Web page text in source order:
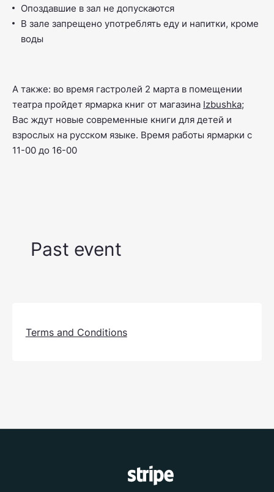
Опоздавшие в зал не допускаются
В зале запрещено употреблять еду и напитки, кроме
воды
А также: во время гастролей 2 марта в помещении
театра пройдет ярмарка книг от магазина Izbushka;
Вас ждут новые современные книги для детей и
взрослых на русском языке. Время работы ярмарки с
11-00 до 16-00
Past event
Terms and Conditions